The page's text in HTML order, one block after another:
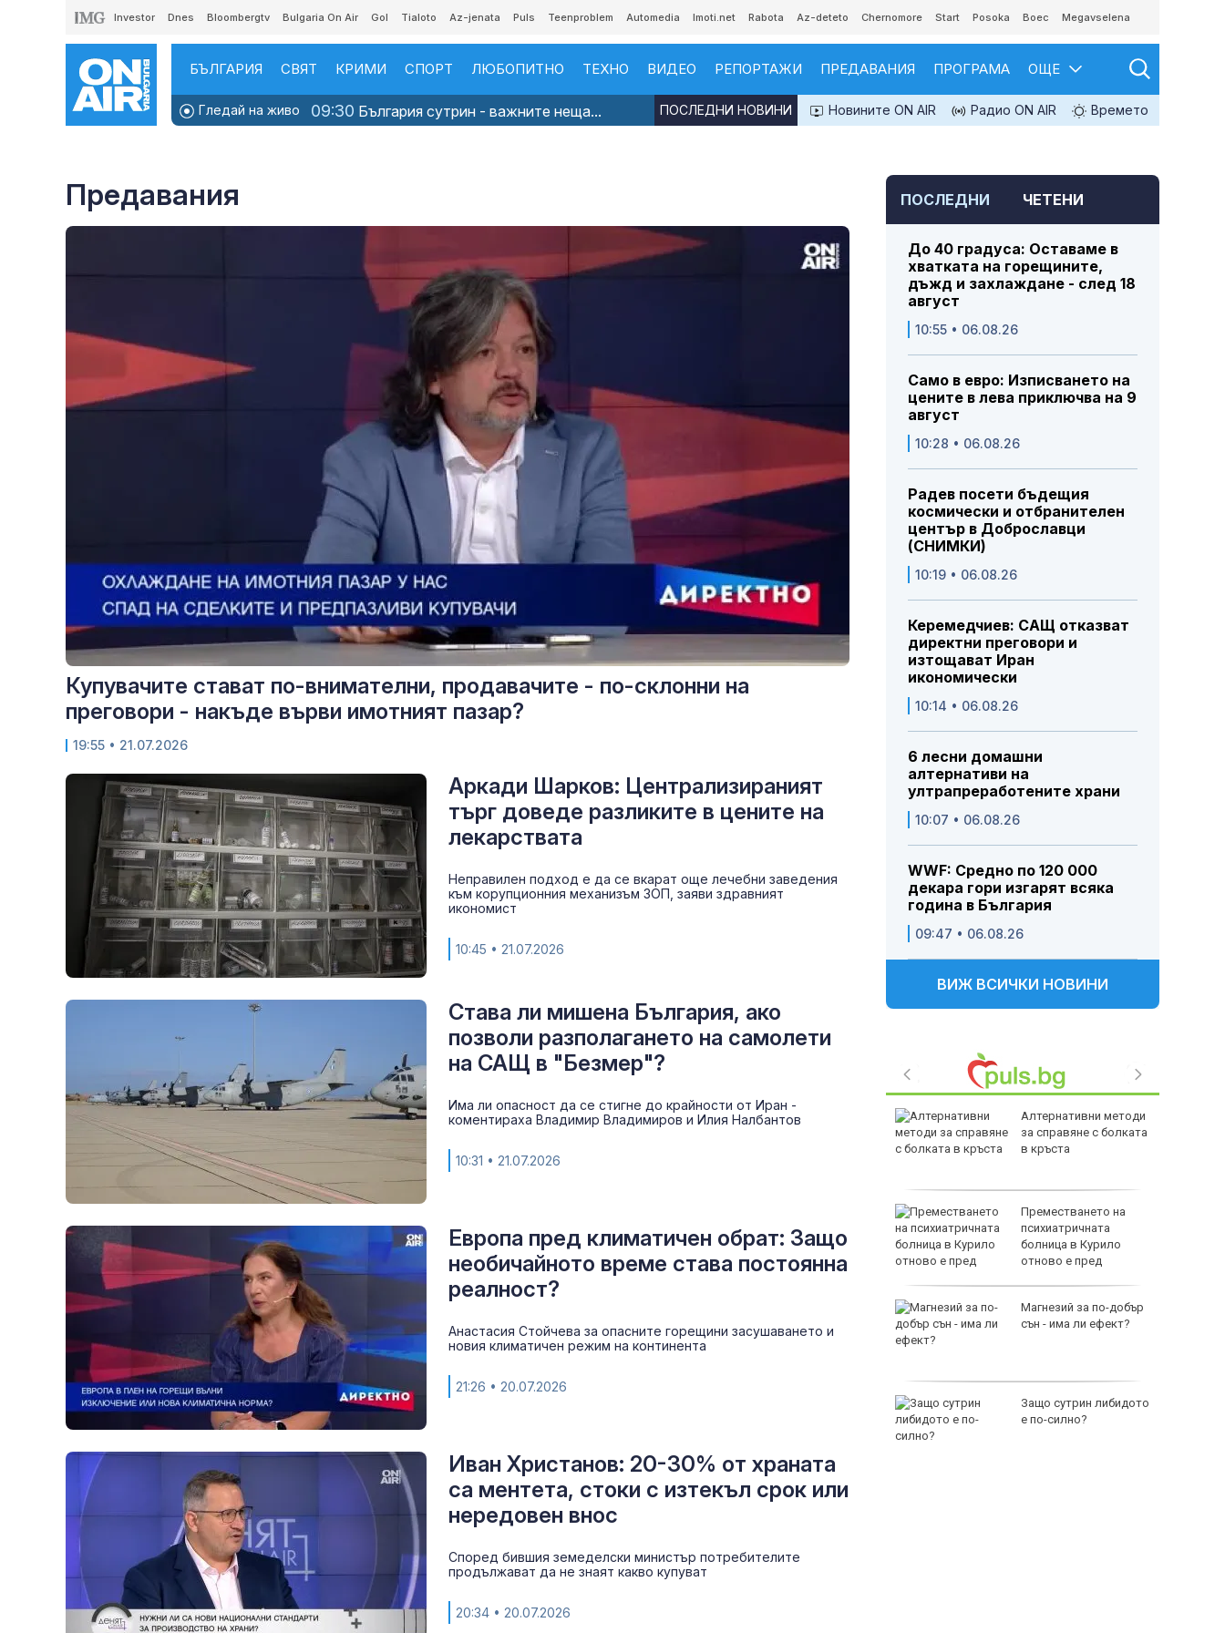
Investor Dnes Bloombergtv Bulgaria On Air Gol Tialoto Az-jenata Puls Teenproblem Automedia Imoti.net Rabota Az-deteto Chernomore Start Posoka Boec Megavselena
БЪЛГАРИЯ СВЯТ КРИМИ СПОРТ ЛЮБОПИТНО ТЕХНО ВИДЕО РЕПОРТАЖИ ПРЕДАВАНИЯ ПРОГРАМА ОЩЕ
Гледай на живо 09:30 България сутрин - важните неща... Новините ON AIR Радио ON AIR Времето
ПОСЛЕДНИ НОВИНИ
Предавания
Купувачите стават по-внимателни, продавачите - по-склонни на
преговори - накъде върви имотният пазар?
19:55 • 21.07.2026
Аркади Шарков: Централизираният
търг доведе разликите в цените на
лекарствата
Неправилен подход е да се вкарат още лечебни заведения
към корупционния механизъм ЗОП, заяви здравният
икономист
10:45 • 21.07.2026
Става ли мишена България, ако
позволи разполагането на самолети
на САЩ в "Безмер"?
Има ли опасност да се стигне до крайности от Иран -
коментираха Владимир Владимиров и Илия Налбантов
10:31 • 21.07.2026
Европа пред климатичен обрат: Защо
необичайното време става постоянна
реалност?
Анастасия Стойчева за опасните горещини засушаването и
новия климатичен режим на континента
21:26 • 20.07.2026
Иван Христанов: 20-30% от храната
са ментета, стоки с изтекъл срок или
нередовен внос
Според бившия земеделски министър потребителите
продължават да не знаят какво купуват
20:34 • 20.07.2026
ПОСЛЕДНИ ЧЕТЕНИ
До 40 градуса: Оставаме в
хватката на горещините,
дъжд и захлаждане - след 18
август
10:55 • 06.08.26
Само в евро: Изписването на
цените в лева приключва на 9
август
10:28 • 06.08.26
Радев посети бъдещия
космически и отбранителен
център в Доброславци
(СНИМКИ)
10:19 • 06.08.26
Керемедчиев: САЩ отказват
директни преговори и
изтощават Иран
икономически
10:14 • 06.08.26
6 лесни домашни
алтернативи на
ултрапреработените храни
10:07 • 06.08.26
WWF: Средно по 120 000
декара гори изгарят всяка
година в България
09:47 • 06.08.26
ВИЖ ВСИЧКИ НОВИНИ
Полицията залови 1 кг
рейс остави дете със
СОП на жегата
трето заведение е в
Алтернативни методи
за справяне с болката
в кръста
Преместването на
психиатричната
болница в Курило
отново е пред
Магнезий за по-добър
сън - има ли ефект?
Защо сутрин либидото
е по-силно?